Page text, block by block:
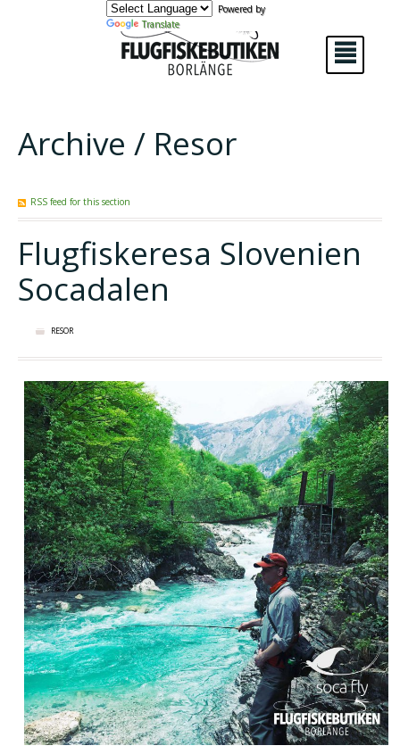
Powered by
Translate
²
Archive / Resor
RSS feed for this section
Flugfiskeresa Slovenien
Socadalen
RESOR